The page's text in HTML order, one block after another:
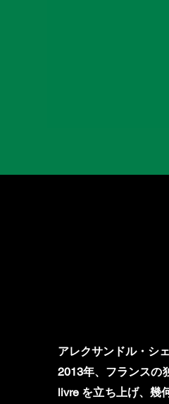
アレクサンドル・シ
2013年、フランスの
livre を立ち上げ、幾